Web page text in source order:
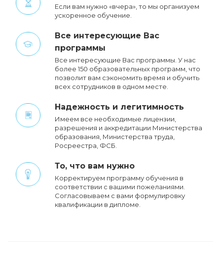
Если вам нужно «вчера», то мы организуем
ускоренное обучение.
Все интересующие Вас
программы
Все интересующие Вас программы. У нас
более 150 образовательных программ, что
позволит вам сэкономить время и обучить
всех сотрудников в одном месте.
Надежность и легитимность
Имеем все необходимые лицензии,
разрешения и аккредитации Министерства
образования, Министерства труда,
Росреестра, ФСБ.
То, что вам нужно
Корректируем программу обучения в
соответствии с вашими пожеланиями.
Cогласовываем с вами формулировку
квалификации в дипломе.